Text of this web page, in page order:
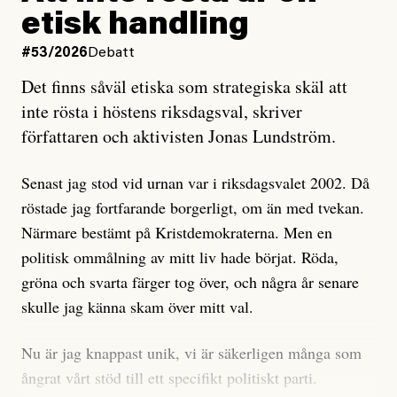
och då ska en efterforska diskret, just för att inte skapa
oro inom rörelsen.
Artikeln undersöker inte, som ETC påstår, ”vad som
är sant, vad som är rykten”, utan den bidrar bara till
ännu mer ryktesspridning. Det finns inte ett enda bevis
misstänkta personen är en infiltratör. Det som läsaren
får veta är att personen har ändrat sina politiska åsikter
under åren, att den har raderat tidigare innehåll på sina
sociala medier, att artikelns författare inte förstår sig
på personens ekonomi och att det tydligen finns
anonyma röster inom rörelsen som säger saker som
anses vara anledningar att titta närmare på personen,
men ingenting av detta är tillräckligt för att hänga ut
etisk handling
#53/2026 Debatt
Det finns såväl etiska som strategiska skäl att
inte rösta i höstens riksdagsval, skriver
författaren och aktivisten Jonas Lundström.
Senast jag stod vid urnan var i riksdagsvalet 2002. Då
röstade jag fortfarande borgerligt, om än med tvekan.
Närmare bestämt på Kristdemokraterna. Men en
politisk ommålning av mitt liv hade börjat. Röda,
gröna och svarta färger tog över, och några år senare
skulle jag känna skam över mitt val.
Nu är jag knappast unik, vi är säkerligen många som
ångrat vårt stöd till ett specifikt politiskt parti.